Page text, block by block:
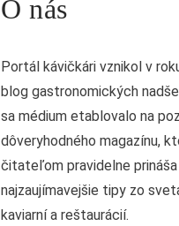
O nás
Portál kávičkári vznikol v
blog gastronomických
sa médium etablovalo na
dôveryhodného magazínu,
čitateľom pravidelne prináša
najzaujímavejšie tipy zo
kaviarní a reštaurácií.